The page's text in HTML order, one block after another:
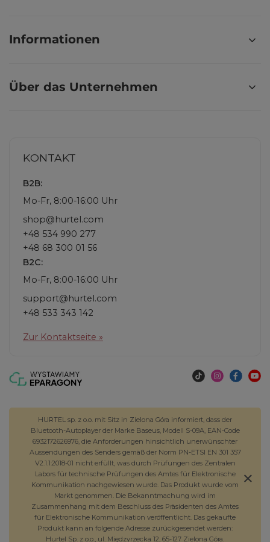
Informationen
Über das Unternehmen
KONTAKT
B2B:
Mo-Fr, 8:00-16:00 Uhr
shop@hurtel.com
+48 534 990 277
+48 68 300 01 56
B2C:
Mo-Fr, 8:00-16:00 Uhr
support@hurtel.com
+48 533 343 142
Zur Kontaktseite »
HURTEL sp. z o.o. mit Sitz in Zielona Góra informiert, dass der
Bluetooth-Autoplayer der Marke Baseus, Modell S-09A, EAN-Code
6932172626976, die Anforderungen hinsichtlich unerwünschter
Aussendungen des Senders gemäß der Norm PN-ETSI EN 301 357
V2.1.1:2018-01 nicht erfüllt, was durch Prüfungen des Zentralen
Labors für technische Prüfungen des Amtes für Elektronische
Kommunikation nachgewiesen wurde. Das Produkt wurde vom
Markt genommen. Die Bekanntmachung wird im
Zusammenhang mit dem Beschluss des Präsidenten des Amtes
für Elektronische Kommunikation veröffentlicht. Das gekaufte
Produkt kann an folgende Adresse zurückgesendet werden:
Hurtel Sp. z o.o., ul. Międzyrzecka 12, 65-127 Zielona Góra.